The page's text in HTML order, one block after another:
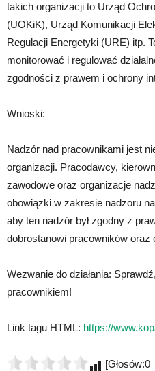
takich organizacji to Urząd
(UOKiK), Urząd Komunikacji
Regulacji Energetyki (URE) itp.
monitorować i regulować
zgodności z prawem i ochrony
Wnioski:
Nadzór nad pracownikami jest
organizacji. Pracodawcy,
zawodowe oraz organizacje
obowiązki w zakresie nadzoru
aby ten nadzór był zgodny z
dobrostanowi pracowników oraz
Wezwanie do działania:
pracownikiem!
Link tagu HTML: https://